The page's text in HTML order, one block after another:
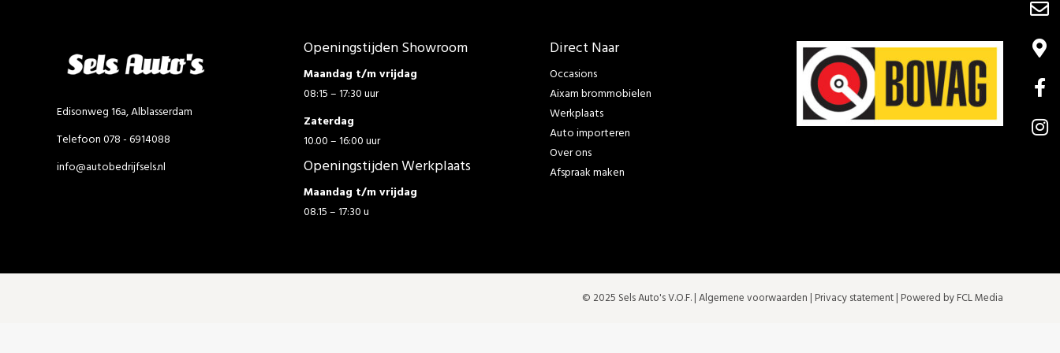
Edisonweg 16a, Alblasserdam
Telefoon 078 - 6914088
info@autobedrijfsels.nl
Openingstijden Showroom
Maandag t/m vrijdag
08:15 – 17:30 uur
Zaterdag
10.00 – 16:00 uur
Openingstijden Werkplaats
Maandag t/m vrijdag
08.15 – 17:30 u
Direct Naar
Occasions
Aixam brommobielen
Werkplaats
Auto importeren
Over ons
Afspraak maken
© 2025 Sels Auto's V.O.F. |Algemene voorwaarden | Privacy statement| Powered by FCL Media